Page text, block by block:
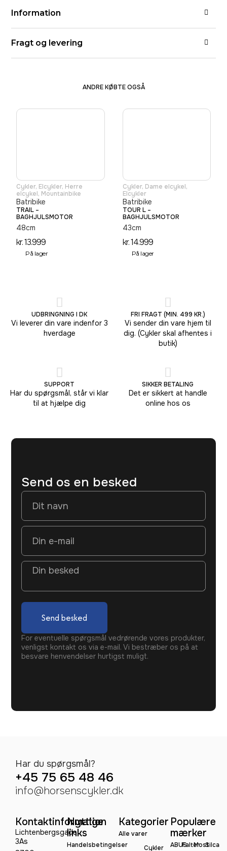
Information
Fragt og levering
ANDRE KØBTE OGSÅ
Cykler, Elcykler, Herre
elcykel, Mountainbike
Batribike
TRAIL –
BAGHJULSMOTOR
48cm
kr.13.999
På lager
Cykler, Dame elcykel,
Elcykler
Batribike
TOUR L –
BAGHJULSMOTOR
43cm
kr.14.999
På lager
UDBRINGNING I DK
Vi leverer din vare indenfor 3
hverdage
FRI FRAGT (MIN. 499 KR.)
Vi sender din vare hjem til
dig. (Cykler skal afhentes i
butik)
SUPPORT
Har du spørgsmål, står vi klar
til at hjælpe dig
SIKKER BETALING
Det er sikkert at handle
online hos os
Send os en besked
Send besked
For eventuelle spørgsmål vedrørende vores produkter,
venligst kontakt os via e-mail. Vi bestræber os på at
besvare henvendelser hurtigst muligt.
Har du spørgsmål?
+45 75 65 48 46
info@horsenscykler.dk
Kontaktinformation
Lichtenbergsgade
3As
Nyttige
links
Handelsbetingelser
Kategorier
Alle varer
Cykler
Populære
mærker
ABUSFalterMostSilca